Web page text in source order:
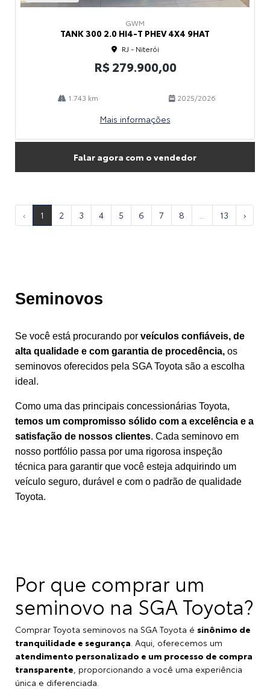
Seminovos
Se você está procurando por veículos confiáveis, de
alta qualidade e com garantia de procedência, os
seminovos oferecidos pela SGA Toyota são a escolha
ideal.
Como uma das principais concessionárias Toyota,
temos um compromisso sólido com a excelência e a
satisfação de nossos clientes. Cada seminovo em
nosso portfólio passa por uma rigorosa inspeção
técnica para garantir que você esteja adquirindo um
veículo seguro, durável e com o padrão de qualidade
Toyota.
Por que comprar um
seminovo na SGA Toyota?
Comprar Toyota seminovos na SGA Toyota é sinônimo de
tranquilidade e segurança . Aqui, oferecemos um
atendimento personalizado e um processo de compra
transparente , proporcionando a você uma experiência
única e diferenciada.
GWM
TANK 300 2.0 HI4-T PHEV 4X4 9HAT
RJ - Niterói
R$ 279.900,00
1.743 km 2025/2026
Mais informações
Falar agora com o vendedor
‹ 1 2 3 4 5 6 7 8 13 ›